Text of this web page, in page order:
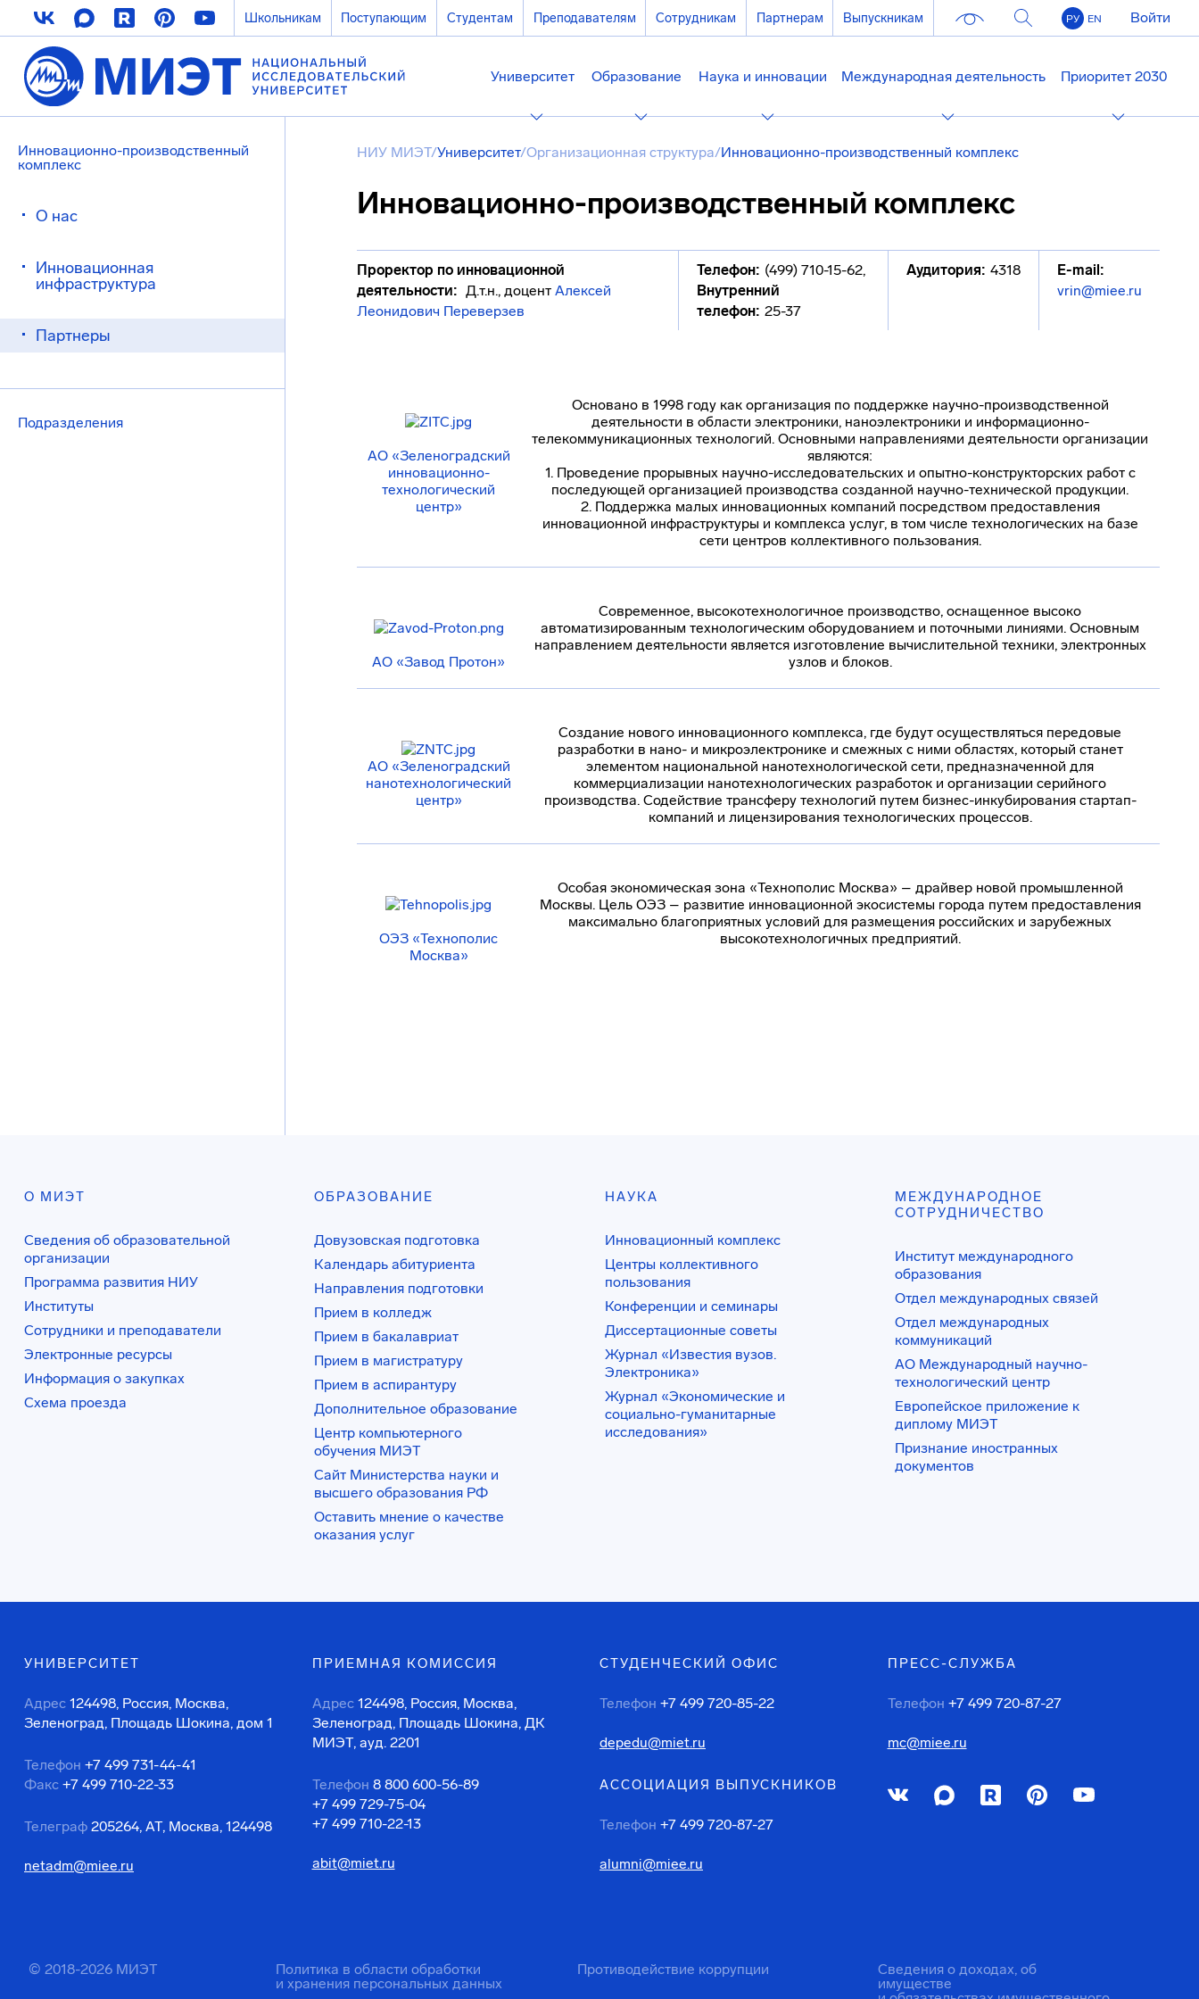
Школьникам Поступающим Студентам Преподавателям Сотрудникам Партнерам Выпускникам РУ EN Войти
Университет Образование Наука и инновации Международная деятельность Приоритет 2030
Инновационно-производственный
комплекс
О нас
Инновационная
инфраструктура
Партнеры
Подразделения
НИУ МИЭТ/Университет/Организационная структура/Инновационно-производственный комплекс
Инновационно-производственный комплекс
Проректор по инновационной
деятельности: Д.т.н., доцент Алексей
Леонидович Переверзев
Телефон: (499) 710-15-62,
Внутренний
телефон: 25-37
Аудитория: 4318
E-mail:
vrin@miee.ru
АО «Зеленоградский
инновационно-
технологический
центр»
Основано в 1998 году как организация по поддержке научно-производственной
деятельности в области электроники, наноэлектроники и информационно-
телекоммуникационных технологий. Основными направлениями деятельности организации
являются:
1. Проведение прорывных научно-исследовательских и опытно-конструкторских работ с
последующей организацией производства созданной научно-технической продукции.
2. Поддержка малых инновационных компаний посредством предоставления
инновационной инфраструктуры и комплекса услуг, в том числе технологических на базе
сети центров коллективного пользования.
АО «Завод Протон»
Современное, высокотехнологичное производство, оснащенное высоко
автоматизированным технологическим оборудованием и поточными линиями. Основным
направлением деятельности является изготовление вычислительной техники, электронных
узлов и блоков.
АО «Зеленоградский
нанотехнологический
центр»
Создание нового инновационного комплекса, где будут осуществляться передовые
разработки в нано- и микроэлектронике и смежных с ними областях, который станет
элементом национальной нанотехнологической сети, предназначенной для
коммерциализации нанотехнологических разработок и организации серийного
производства. Содействие трансферу технологий путем бизнес-инкубирования стартап-
компаний и лицензирования технологических процессов.
ОЭЗ «Технополис
Москва»
Особая экономическая зона «Технополис Москва» – драйвер новой промышленной
Москвы. Цель ОЭЗ – развитие инновационной экосистемы города путем предоставления
максимально благоприятных условий для размещения российских и зарубежных
высокотехнологичных предприятий.
О МИЭТ
Сведения об образовательной
организации
Программа развития НИУ
Институты
Сотрудники и преподаватели
Электронные ресурсы
Информация о закупках
Схема проезда
ОБРАЗОВАНИЕ
Довузовская подготовка
Календарь абитуриента
Направления подготовки
Прием в колледж
Прием в бакалавриат
Прием в магистратуру
Прием в аспирантуру
Дополнительное образование
Центр компьютерного
обучения МИЭТ
Сайт Министерства науки и
высшего образования РФ
Оставить мнение о качестве
оказания услуг
НАУКА
Инновационный комплекс
Центры коллективного
пользования
Конференции и семинары
Диссертационные советы
Журнал «Известия вузов.
Электроника»
Журнал «Экономические и
социально-гуманитарные
исследования»
МЕЖДУНАРОДНОЕ
СОТРУДНИЧЕСТВО
Институт международного
образования
Отдел международных связей
Отдел международных
коммуникаций
АО Международный научно-
технологический центр
Европейское приложение к
диплому МИЭТ
Признание иностранных
документов
УНИВЕРСИТЕТ
Адрес 124498, Россия, Москва,
Зеленоград, Площадь Шокина, дом 1
Телефон +7 499 731-44-41
Факс +7 499 710-22-33
Телеграф 205264, АТ, Москва, 124498
netadm@miee.ru
ПРИЕМНАЯ КОМИССИЯ
Адрес 124498, Россия, Москва,
Зеленоград, Площадь Шокина, ДК
МИЭТ, ауд. 2201
Телефон 8 800 600-56-89
+7 499 729-75-04
+7 499 710-22-13
abit@miet.ru
СТУДЕНЧЕСКИЙ ОФИС
Телефон +7 499 720-85-22
depedu@miet.ru
АССОЦИАЦИЯ ВЫПУСКНИКОВ
Телефон +7 499 720-87-27
alumni@miee.ru
ПРЕСС-СЛУЖБА
Телефон +7 499 720-87-27
mc@miee.ru
© 2018-2026 МИЭТ
Политика в области обработки
и хранения персональных данных
Противодействие коррупции
Сведения о доходах, об
имуществе